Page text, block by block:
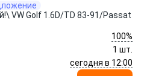
VW Golf 1.6D/TD 83-91/Passat
100%
1 шт.
сегодня в 12:00